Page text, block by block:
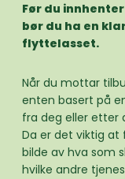
Før du
bør du ha en
flyttelasset.
Når du mottar
enten basert på
fra deg eller etter
Da er det viktig
bilde av hva som
hvilke andre